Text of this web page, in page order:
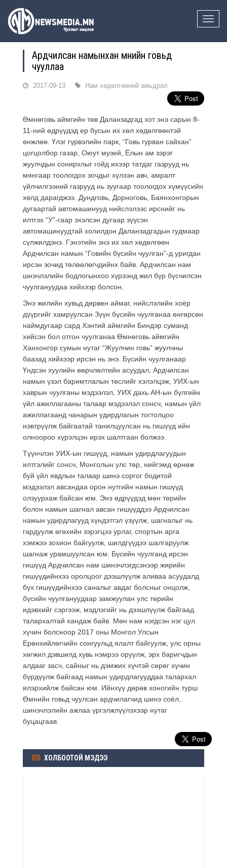
Toggle
Ардчилсан намынхан Өмнийн говьд
чууллаа
2017-09-13 Нам хөдөлгөөний амьдрал
Өмнөговь аймгийн төв Даланзадгад хот энэ сарын 8-
11-ний өдрүүдэд ер бусын их хөл хөдөлгөөнтэй
өнжлөө. Үлэг гүрвэлийн парк, “Говь гурван сайхан”
цогцолбор газар, Оюут музей, Ёлын ам зэрэг
жуулчдын сонирхлыг гойд ихээр татдаг газрууд нь
мянгаар тоологдох зочдыг хүлээн авч, амралт
үйлчилгээний газрууд нь зуугаар тоологдох хүмүүсийн
хөлд дарагджээ. Дундговь, Дорноговь, Баянхонгорын
дугаартай автомашинууд нийслэлээс ирснийг нь
илтгэх “У”-гаар эхэлсэн дугаар зүүсэн
автомашинуудтай холилдон Даланзадгадын гудмаар
сүлжилдэнэ. Гэнэтийн энэ их хөл хөдөлгөөн
Ардчилсан намын “Говийн бүсийн чуулган”-д уригдан
ирсэн зочид төлөөлөгчдийнх байв. Ардчилсан нам
шнэчлэлийн бодлогынхоо хүрээнд жил бүр бүсчилсэн
чуулгануудаа хийхээр болсон.
Энэ жилийн хувьд дөрвөн аймаг, нийслэлийн хоёр
дүүргийг хамруулсан Зүүн бүсийн чуулганаа өнгөрсөн
наймдугаар сард Хэнтий аймгийн Биндэр суманд
хийсэн бол отгон чуулганаа Өмнөговь аймгийн
Ханхонгор сумын нутаг “Жуулчин говь” жуулчны
баазад хийхээр ирсэн нь энэ. Бүсийн чуулганаар
Үндсэн хуулийн өөрчлөлтийн асуудал, Ардчилсан
намын үзэл баримтлалын төслийг хэлэлцэж, УИХ-ын
хаврын чуулганы мэдээлэл, УИХ дахь АН-ын бүлгийн
үйл ажиллагааны талаар мэдээлэл сонсч, намын үйл
ажиллагаанд чанарын удирдлагын тогтолцоо
нэвтрүүлж байгаатай танилцуулсан нь гишүүд ийн
олноороо хүрэлцэн ирэх шалтгаан болжээ.
Түүнчлэн УИХ-ын гишүүд, намын удирдлагуудын
илтгэлийг сонсч, Монголын улс төр, нийгэмд өрнөж
буй үйл явдлын талаар шинэ соргог бодитой
мэдээлэл авсандаа орон нутгийн намын гишүүд
олзуурхаж байсан юм. Энэ өдрүүдэд мөн төрийн
болон намын шагнал авсан гишүүддээ Ардчилсан
намын удирдлагууд хүндэтгэл үзүүлж, шагналыг нь
гардуулж өгөхийн зэрэгцээ урлаг, спортын арга
хэмжээ зохион байгуулж, шилдгүүдээ шалгаруулж
шагнаж урамшуулсан юм. Бүсийн чуулганд ирсэн
гишүүд Ардчилсан нам шинэчлэгдсэнээр жирийн
гишүүдийнхээ оролцоог дээшлүүлж аливаа асуудалд
бүх гишүүдийнхээ саналыг авдаг болсныг онцолж,
бүсийн чуулгануудаар замжуулан улс төрийн
идэвхийг сэргээж, мэдлэгийг нь дээшлүүлж байгаад
талархалтай хандаж байв. Мөн нам нэгдсэн нэг цул
хүчин болсноор 2017 оны Монгол Улсын
Ерөнхийлөгчийн сонгуульд ялалт байгуулж, улс орны
хөгжил дэвшилд хувь нэмрээ оруулж, эрх баригчдын
алдааг засч, сайныг нь дэмжих хүчтэй сөрөг хүчин
бүрдүүлж байгаад намын удирдлагууддаа талархал
илэрхийлж байсан юм. Ийнхүү дөрөв хоногийн турш
Өмнийн говьд чуулсан ардчилагчид шинэ соёл,
шинэчлэлийн ажлаа үргэлжлүүлэхээр нутаг
буцацгаав.
ХОЛБООТОЙ МЭДЭЭ